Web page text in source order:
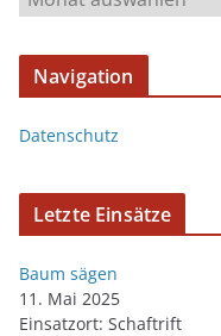
r
c
v
Navigation
Datenschutz
Letzte Einsätze
Baum sägen
11. Mai 2025
Einsatzort: Schaftrift